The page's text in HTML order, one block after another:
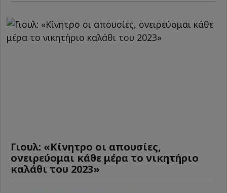
Γιουλ: «Κίνητρο οι απουσίες,
ονειρεύομαι κάθε μέρα το νικητήριο
καλάθι του 2023»